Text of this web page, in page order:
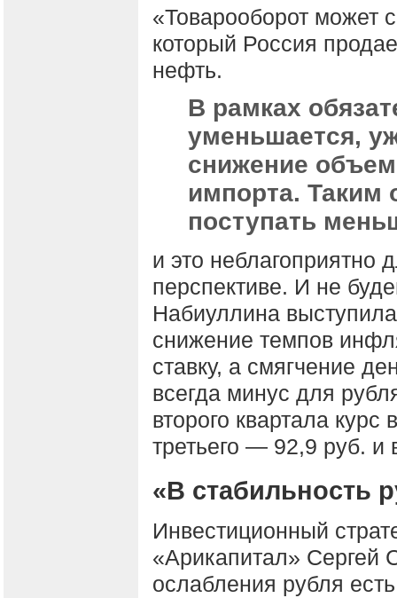
«Товарооборот может
который Россия
нефть.
В рамках
уменьшается,
снижение
импорта. Таким
поступать
и это неблагоприятно
перспективе. И не
Набиуллина
снижение темпов
ставку, а смягчение
всегда минус для
второго квартала
третьего — 92,9 руб. и
«В стабильность
Инвестиционный
«Арикапитал» Сергей
ослабления рубля